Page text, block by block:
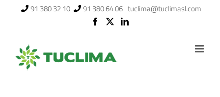
91 380 32 10 91 380 64 06 tuclima@tuclimasl.com